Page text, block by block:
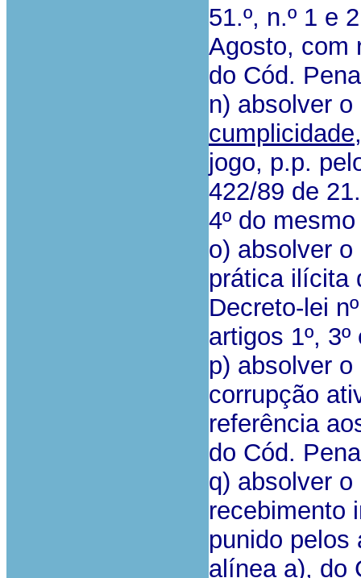
51.º, n.º 1 e
Agosto, com
do Cód.
n) absolver
cumplicidade,
jogo, p.p.
422/89 de
4º do
o) absolver
prática ilícita
Decreto-lei
artigos 1º,
p) absolver
corrupção
referência
do Cód.
q) absolver
recebimento
punido pelos
alínea a), do